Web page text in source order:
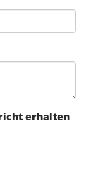
erhalten